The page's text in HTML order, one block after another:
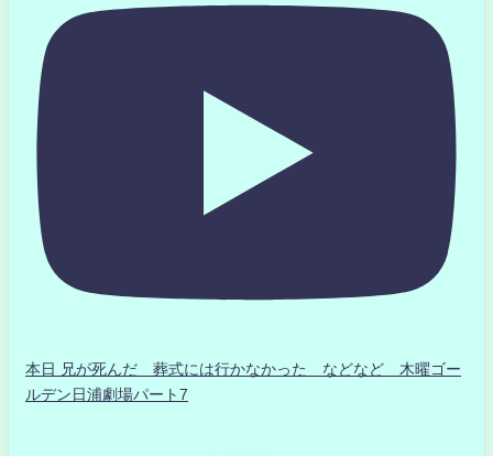
本日 兄が死んだ 葬式には行かなかった などなど 木曜ゴー
ルデン日浦劇場パート7